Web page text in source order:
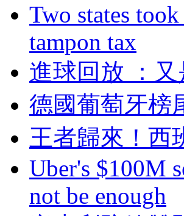
Two states
tampon tax
進球回放 ：
德國葡萄牙榜
王者歸來
Uber's $100M
not be enough